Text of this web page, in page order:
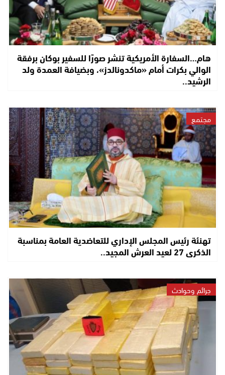
هام…السفارة الأمريكية تنشر صورًا للسفير بوكان برفقة
الوالي بكرات أمام «ماكدونالدز»، وبضيافة العمدة ولد
الرشيد..
مجتمع
تهنئة رئيس المجلس الإداري للتعاضدية العامة بمناسبة
الذكرى 27 لعيد العرش المجيد..
جرائم وحوادث